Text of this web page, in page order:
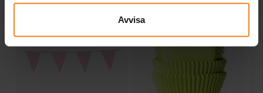
Avvisa